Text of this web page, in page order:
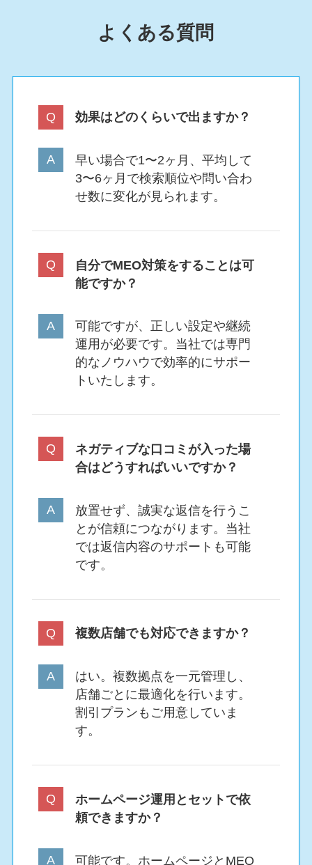
よくある質問
効果はどのくらいで出ますか？
早い場合で1〜2ヶ月、平均して
3〜6ヶ月で検索順位や問い合わ
せ数に変化が見られます。
自分でMEO対策をすることは可
能ですか？
可能ですが、正しい設定や継続
運用が必要です。当社では専門
的なノウハウで効率的にサポー
トいたします。
ネガティブな口コミが入った場
合はどうすればいいですか？
放置せず、誠実な返信を行うこ
とが信頼につながります。当社
では返信内容のサポートも可能
です。
複数店舗でも対応できますか？
はい。複数拠点を一元管理し、
店舗ごとに最適化を行います。
割引プランもご用意していま
す。
ホームページ運用とセットで依
頼できますか？
可能です。ホームページとMEO